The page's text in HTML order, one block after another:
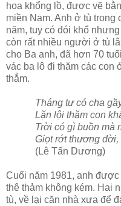
họa khổng lồ, được vẽ
miền Nam. Anh ở tù trong
năm, tuy có đói khổ
còn rất nhiều người ở tù
cho Ba anh, đã hơn 70
vác ba lô đi thăm các con
thẳm.
Tháng tư có cha
Lặn lội thăm con
Trời có gì buồn mà
Giọt rớt thương
(Lê Tấn Dương)
Cuối năm 1981, anh
thê thảm không kém. Hai
tù, về lại căn nhà xưa để